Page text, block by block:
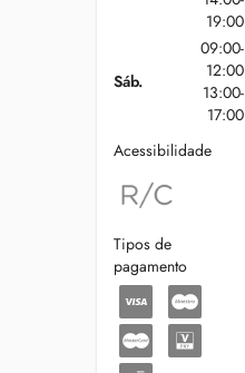
19:00
Sáb.
09:00-
12:00
13:00-
17:00
Acessibilidade
Tipos de
pagamento